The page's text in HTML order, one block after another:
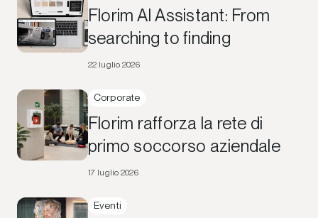
Florim AI Assistant: From
searching to finding
22 luglio 2026
Corporate
Florim rafforza la rete di
primo soccorso aziendale
17 luglio 2026
Eventi